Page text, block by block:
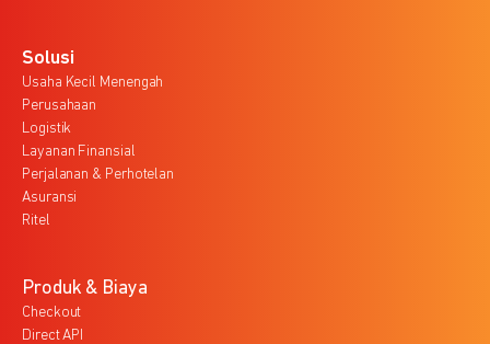
Solusi
Usaha Kecil Menengah
Perusahaan
Logistik
Layanan Finansial
Perjalanan & Perhotelan
Asuransi
Ritel
Produk & Biaya
Checkout
Direct API